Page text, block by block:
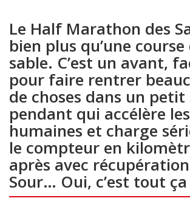
Le Half Marathon des
bien plus qu’une
sable. C’est un avant,
pour faire rentrer
de choses dans un petit
pendant qui accélère
humaines et charge
le compteur en
après avec
Sour… Oui, c’est tout